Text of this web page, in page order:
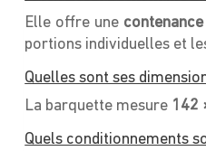
Elle offre une
portions individuelles et
Quelles sont ses
La barquette mesure 142
Quels conditionnements